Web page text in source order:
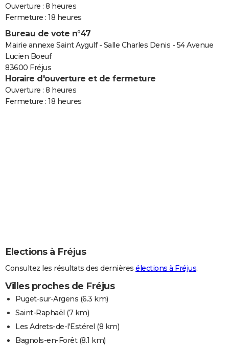
Ouverture : 8 heures
Fermeture : 18 heures
Bureau de vote n°47
Mairie annexe Saint Aygulf - Salle Charles Denis - 54 Avenue
Lucien Boeuf
83600 Fréjus
Horaire d'ouverture et de fermeture
Ouverture : 8 heures
Fermeture : 18 heures
Elections à Fréjus
Consultez les résultats des dernières élections à Fréjus.
Villes proches de Fréjus
Puget-sur-Argens (6.3 km)
Saint-Raphaël (7 km)
Les Adrets-de-l'Estérel (8 km)
Bagnols-en-Forêt(8.1 km)